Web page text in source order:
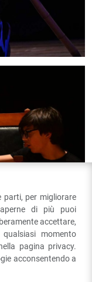
parti, per migliorare
di più puoi
accettare,
momento
pagina privacy.
acconsentendo a